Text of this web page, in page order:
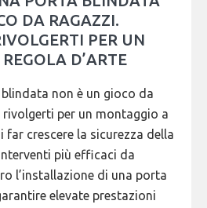
DA RAGAZZI.
PER UN
D’ARTE
non è un gioco da
rivolgerti per un montaggio a
far crescere la sicurezza della
più efficaci da
l’installazione di una porta
elevate prestazioni